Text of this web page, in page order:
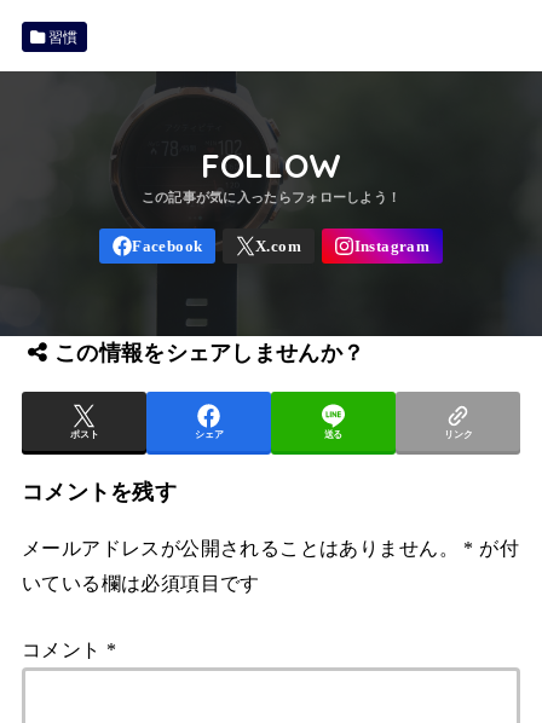
習慣
FOLLOW
この情報をシェアしませんか？
ポスト シェア 送る リンク
コメントを残す
メールアドレスが公開されることはありません。 * が付
いている欄は必須項目です
コメント *